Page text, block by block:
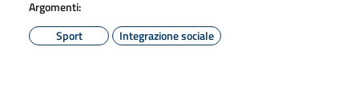
Argomenti:
Sport
Integrazione sociale